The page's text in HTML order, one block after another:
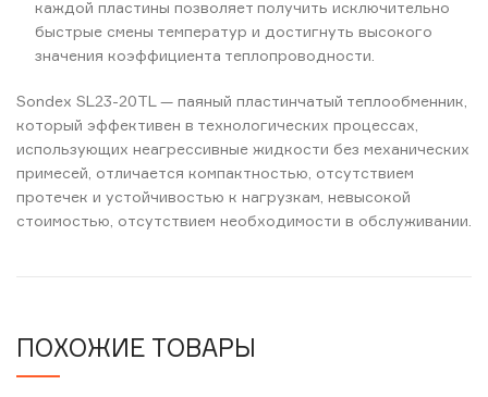
каждой пластины позволяет получить исключительно
быстрые смены температур и достигнуть высокого
значения коэффициента теплопроводности.
Sondex SL23-20TL — паяный пластинчатый теплообменник,
который эффективен в технологических процессах,
использующих неагрессивные жидкости без механических
примесей, отличается компактностью, отсутствием
протечек и устойчивостью к нагрузкам, невысокой
стоимостью, отсутствием необходимости в обслуживании.
ПОХОЖИЕ ТОВАРЫ